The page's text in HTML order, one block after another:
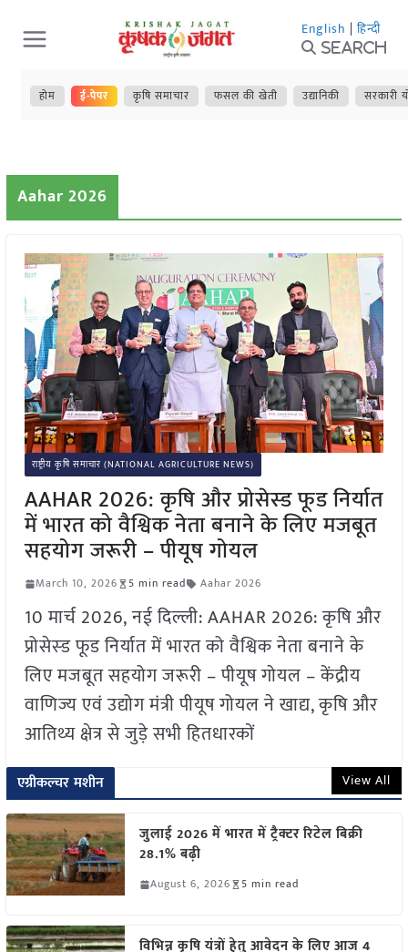
Skip
to
content
English | हिन्दी
Search
होम ई-पेपर कृषि समाचार फसल की खेती उद्यानिकी सरकारी
Aahar 2026
राष्ट्रीय कृषि समाचार (NATIONAL AGRICULTURE NEWS)
AAHAR 2026: कृषि और प्रोसेस्ड फूड निर्यात
में भारत को वैश्विक नेता बनाने के लिए मजबूत
सहयोग जरूरी – पीयूष गोयल
March 10, 2026 5 min read Aahar 2026
10 मार्च 2026, नई दिल्ली: AAHAR 2026: कृषि और
प्रोसेस्ड फूड निर्यात में भारत को वैश्विक नेता बनाने के
लिए मजबूत सहयोग जरूरी – पीयूष गोयल – केंद्रीय
वाणिज्य एवं उद्योग मंत्री पीयूष गोयल ने खाद्य, कृषि और
आतिथ्य क्षेत्र से जुड़े सभी हितधारकों
एग्रीकल्चर मशीन View All
जुलाई 2026 में भारत में ट्रैक्टर रिटेल बिक्री
28.1% बढ़ी
August 6, 2026 5 min read
विभिन्न कृषि यंत्रों हेतु आवेदन के लिए आज 4